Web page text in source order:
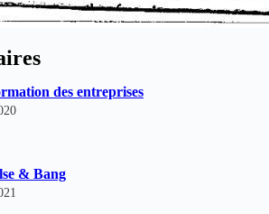
des entreprises
& Bang